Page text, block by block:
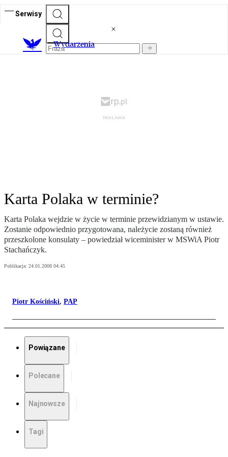
Serwisy
Wydarzenia
Karta Polaka w terminie?
Karta Polaka wejdzie w życie w terminie przewidzianym w ustawie.
Zostanie odpowiednio przygotowana, należycie zostaną również
przeszkolone konsulaty – powiedział wiceminister w MSWiA Piotr
Stachańczyk.
Publikacja: 24.01.2008 04:45
Piotr Kościński, PAP
Powiązane
Polecane
Najnowsze
Tagi